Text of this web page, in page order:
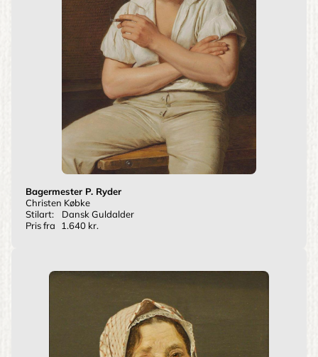
Bagermester P. Ryder
Christen Købke
Stilart:
Dansk Guldalder
Pris fra
1.640 kr.